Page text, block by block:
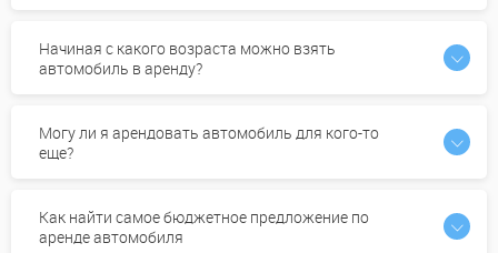
Начиная с какого возраста можно взять
автомобиль в аренду?
Могу ли я арендовать автомобиль для кого-то
еще?
Как найти самое бюджетное предложение по
аренде автомобиля